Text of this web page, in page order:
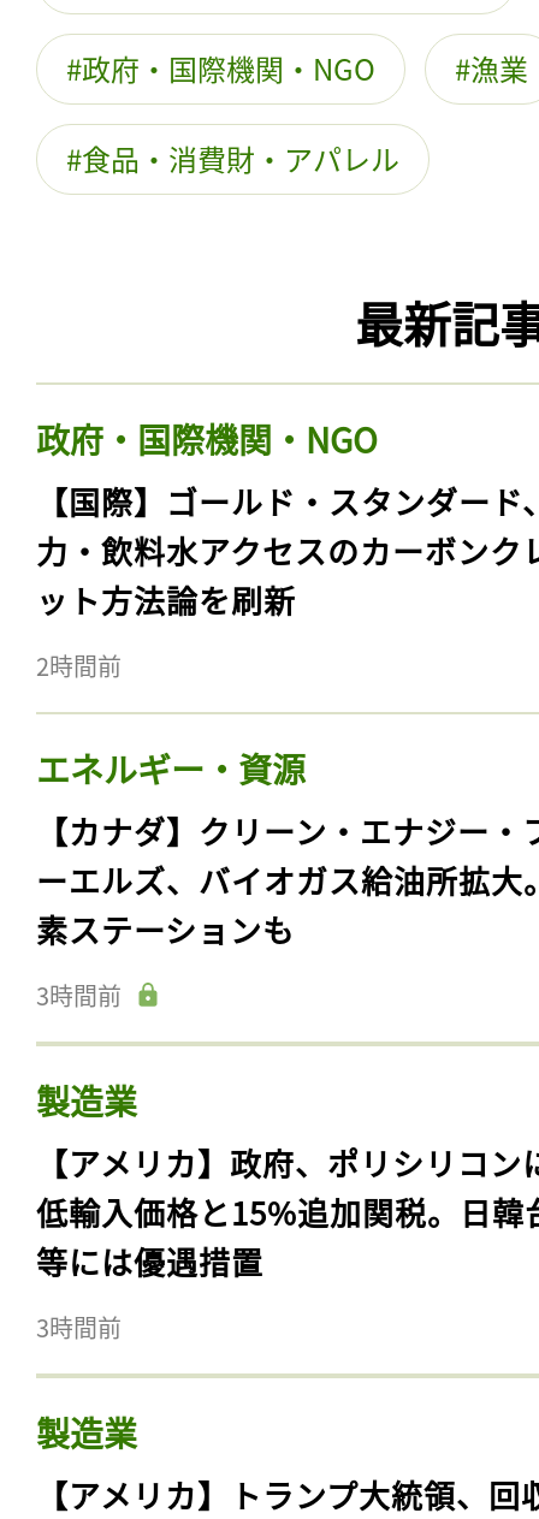
政府・国際機関・NGO 漁業
食品・消費財・アパレル
最新記
政府・国際機関・NGO
【国際】ゴールド・スタンダード
力・飲料水アクセスのカーボンク
ット方法論を刷新
2時間前
エネルギー・資源
【カナダ】クリーン・エナジー・
ーエルズ、バイオガス給油所拡大
素ステーションも
3時間前
製造業
【アメリカ】政府、ポリシリコン
低輸入価格と15%追加関税。日韓
等には優遇措置
3時間前
製造業
【アメリカ】トランプ大統領、回